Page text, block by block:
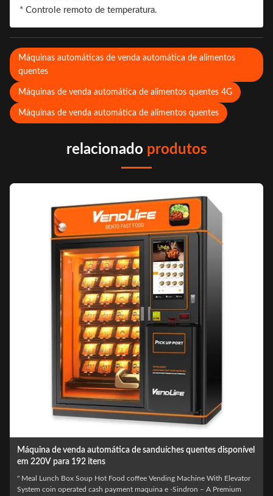
* Controle remoto de temperatura.
Máquinas automáticas de venda automática de alimentos
quentes
Máquinas de venda automática de alimentos quentes 4G
Máquinas de venda automática de alimentos quentes
relacionado produtos
automática de sanduíches quentes disponível
192 itens
Soup Hot Food coffee Vending Machine With Elevator
cash payment maquina e -Sindron – A Premium
Máquina de
Specification:
Card Payment